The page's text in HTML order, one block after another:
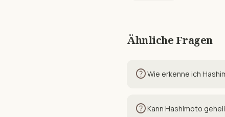
Ähnliche Fragen
helpWie erkenne ich
helpKann Hashimoto